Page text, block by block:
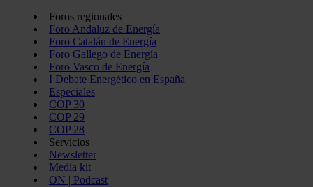
Foros regionales
Foro Andaluz de Energía
Foro Catalán de Energía
Foro Gallego de Energía
Foro Vasco de Energía
I Debate Energético en España
Especiales
COP 30
COP 29
COP 28
Servicios
Newsletter
Media kit
ON | Podcast